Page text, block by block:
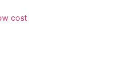
cost